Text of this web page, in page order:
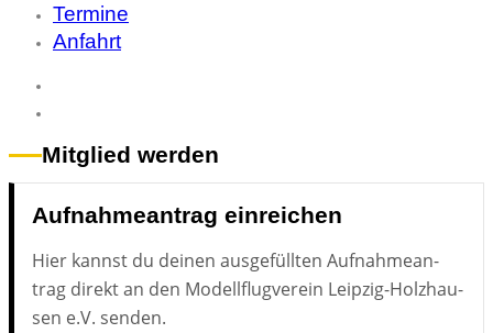
Termine
Anfahrt
Mitglied werden
Aufnahmeantrag einreichen
Hier kannst du dei­nen aus­ge­füll­ten Auf­nah­me­an­
trag di­rekt an den Mo­dell­flug­ver­ein Leip­zig-Holz­hau­
sen e.V. sen­den.